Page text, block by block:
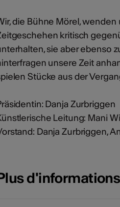
die Bühne Mörel,
kritisch
sie aber ebenso
unsere Zeit
Stücke aus der
Danja Zurbriggen
Leitung: Mani
Danja Zurbriggen,
d'informations